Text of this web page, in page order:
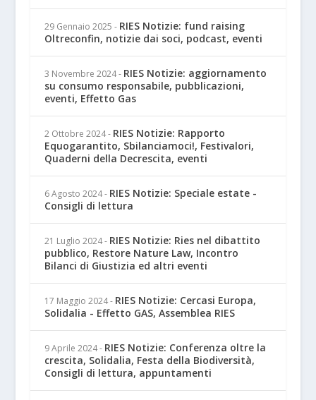
29 Gennaio 2025 - RIES Notizie: fund raising
Oltreconfin, notizie dai soci, podcast, eventi
3 Novembre 2024 - RIES Notizie: aggiornamento
su consumo responsabile, pubblicazioni,
eventi, Effetto Gas
2 Ottobre 2024 - RIES Notizie: Rapporto
Equogarantito, Sbilanciamoci!, Festivalori,
Quaderni della Decrescita, eventi
6 Agosto 2024 - RIES Notizie: Speciale estate -
Consigli di lettura
21 Luglio 2024 - RIES Notizie: Ries nel dibattito
pubblico, Restore Nature Law, Incontro
Bilanci di Giustizia ed altri eventi
17 Maggio 2024 - RIES Notizie: Cercasi Europa,
Solidalia - Effetto GAS, Assemblea RIES
9 Aprile 2024 - RIES Notizie: Conferenza oltre la
crescita, Solidalia, Festa della Biodiversità,
Consigli di lettura, appuntamenti